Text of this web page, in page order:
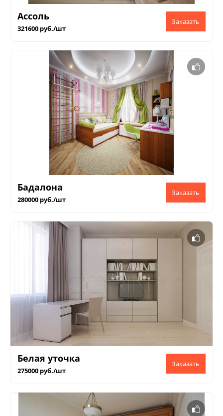
Ассоль
321600 руб./шт
Бадалона
280000 руб./шт
Белая уточка
275000 руб./шт